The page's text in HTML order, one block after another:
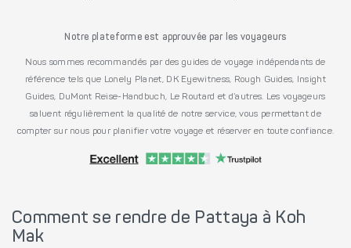
Notre plateforme est approuvée par les voyageurs
Nous sommes recommandés par des guides de voyage indépendants de
référence tels que Lonely Planet, DK Eyewitness, Rough Guides, Insight
Guides, DuMont Reise-Handbuch, Le Routard et d’autres. Les voyageurs
saluent régulièrement la qualité de notre service, vous permettant de
compter sur nous pour planifier votre voyage et réserver en toute confiance.
Comment se rendre de Pattaya à Koh
Mak